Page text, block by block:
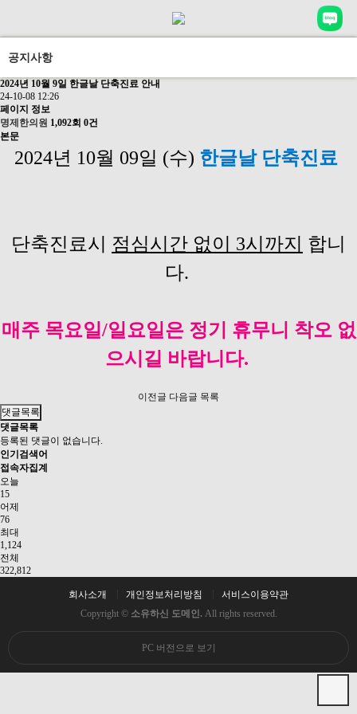
공지사항
2024년 10월 9일 한글날 단축진료 안내
24-10-08 12:26
페이지 정보
명제한의원 1,092회 0건
본문
2024년 10월 09일 (수) 한글날 단축진료
단축진료시 점심시간 없이 3시까지 합니
다.
매주 목요일/일요일은 정기 휴무니 착오 없
으시길 바랍니다.
이전글 다음글 목록
댓글목록
댓글목록
등록된 댓글이 없습니다.
인기검색어
접속자집계
오늘
15
어제
76
최대
1,124
전체
322,812
회사소개 개인정보처리방침
서비스이용약관
Copyright © 소유하신 도메인. All rights reserved.
PC 버전으로 보기